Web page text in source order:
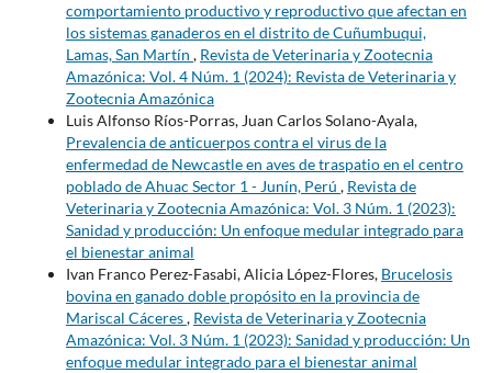
comportamiento productivo y reproductivo que afectan en
los sistemas ganaderos en el distrito de Cuñumbuqui,
Lamas, San Martín , Revista de Veterinaria y Zootecnia
Amazónica: Vol. 4 Núm. 1 (2024): Revista de Veterinaria y
Zootecnia Amazónica
Luis Alfonso Ríos-Porras, Juan Carlos Solano-Ayala,
Prevalencia de anticuerpos contra el virus de la
enfermedad de Newcastle en aves de traspatio en el centro
poblado de Ahuac Sector 1 - Junín, Perú , Revista de
Veterinaria y Zootecnia Amazónica: Vol. 3 Núm. 1 (2023):
Sanidad y producción: Un enfoque medular integrado para
el bienestar animal
Ivan Franco Perez-Fasabi, Alicia López-Flores, Brucelosis
bovina en ganado doble propósito en la provincia de
Mariscal Cáceres, Revista de Veterinaria y Zootecnia
Amazónica: Vol. 3 Núm. 1 (2023): Sanidad y producción: Un
enfoque medular integrado para el bienestar animal